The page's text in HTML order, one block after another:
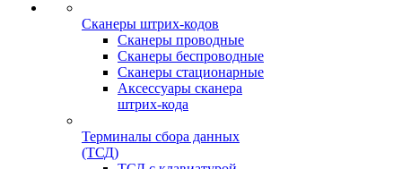
Сканеры штрих-кодов
Сканеры проводные
Сканеры беспроводные
Сканеры стационарные
Аксессуары сканера
штрих-кода
Терминалы сбора данных
(ТСД)